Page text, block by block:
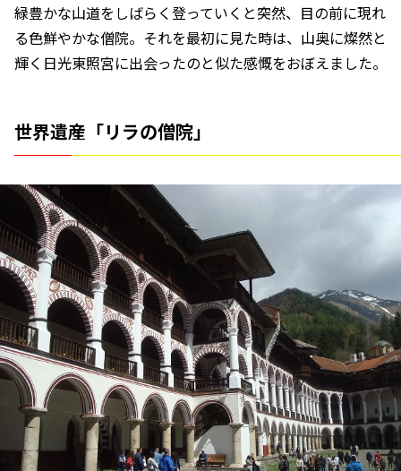
緑豊かな山道をしばらく登っていくと突然、目の前に現れ
る色鮮やかな僧院。それを最初に見た時は、山奥に燦然と
輝く日光東照宮に出会ったのと似た感慨をおぼえました。
世界遺産「リラの僧院」